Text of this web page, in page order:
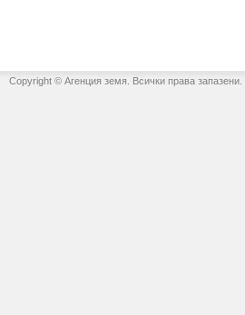
Copyright © Агенция земя. Всички права запазени.